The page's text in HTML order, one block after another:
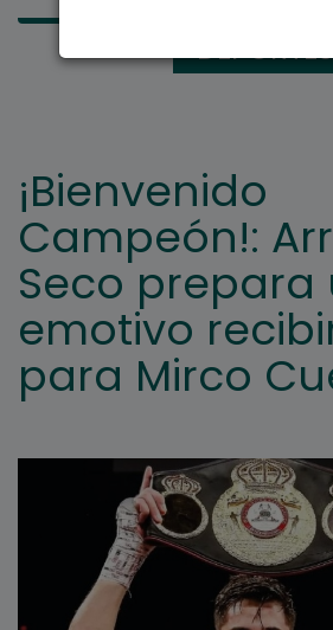
DEPORTES
¡Bienvenido
Campeón!:
Seco prepara
emotivo
para Mirco